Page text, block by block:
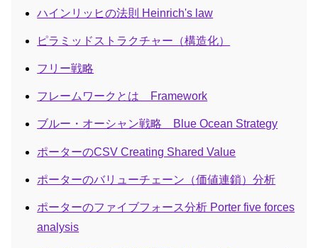
ハインリッヒの法則 Heinrich's law
ピラミッドストラクチャー（構造化）
フリー戦略
フレームワークとは Framework
ブルー・オーシャン戦略 Blue Ocean Strategy
ポーターのCSV Creating Shared Value
ポーターのバリューチェーン（価値連鎖）分析
ポーターのファイブフォース分析 Porter five forces
analysis